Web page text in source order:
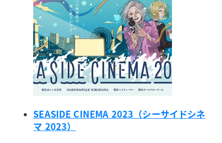
SEASIDE CINEMA 2023（シーサイドシネ
マ 2023）